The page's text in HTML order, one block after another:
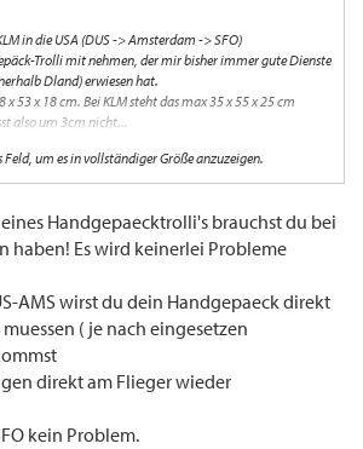
in die USA (DUS -> Amsterdam -> SFO)
Trolli mit nehmen, der mir bisher immer gute Dienste
Dland) erwiesen hat.
53 x 18 cm. Bei KLM steht das max 35 x 55 x 25 cm
also um 3cm nicht...
genau die das nehmen?
Feld, um es in vollständiger Größe anzuzeigen.
Handgepaecktrolli's brauchst du bei
haben! Es wird keinerlei Probleme
AMS wirst du dein Handgepaeck direkt
( je nach eingesetzen
direkt am Flieger wieder
kein Problem.